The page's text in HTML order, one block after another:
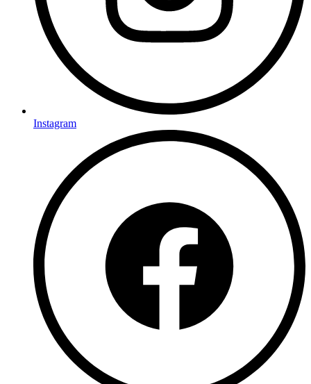
Instagram